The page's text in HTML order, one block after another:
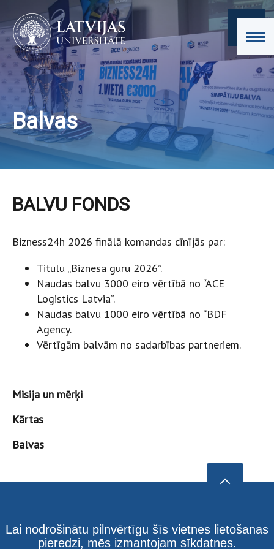
Balvas
BALVU FONDS
Bizness24h 2026 finālā komandas cīnījās par:
Titulu „Biznesa guru 2026”.
Naudas balvu 3000 eiro vērtībā no “ACE
Logistics Latvia”.
Naudas balvu 1000 eiro vērtībā no “BDF
Agency.
Vērtīgām balvām no sadarbības partneriem.
Misija un mērķi
Kārtas
Balvas
Lai nodrošinātu pilnvērtīgu šīs vietnes lietošanas
pieredzi, mēs izmantojam sīkdatnes.